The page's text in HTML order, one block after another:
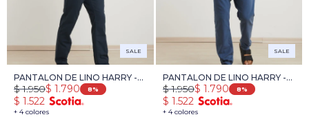
SALE
PANTALON DE LINO HARRY -
AZUL OSCURO
+ 4 colores
$ 1.790
$ 1.950 8
$ 1.522
SALE
PANTALON DE LINO HARRY -
AZUL PIEDRA
+ 4 colores
$ 1.790
$ 1.950 8
$ 1.522